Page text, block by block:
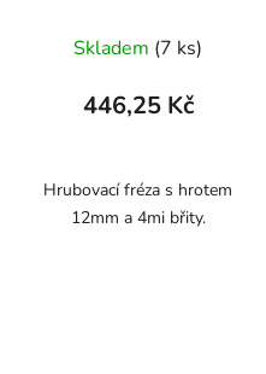
Skladem (7 ks)
446,25 Kč
Hrubovací fréza s hrotem
12mm a 4mi břity.